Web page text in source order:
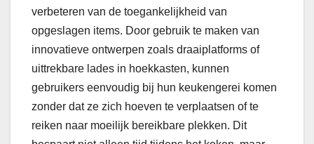
verbeteren van de toegankelijkheid van
opgeslagen items. Door gebruik te maken van
innovatieve ontwerpen zoals draaiplatforms of
uittrekbare lades in hoekkasten, kunnen
gebruikers eenvoudig bij hun keukengerei komen
zonder dat ze zich hoeven te verplaatsen of te
reiken naar moeilijk bereikbare plekken. Dit